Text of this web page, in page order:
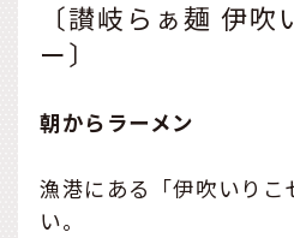
〔讃岐らぁ麺 伊吹
ー〕
朝からラーメン
漁港にある「伊吹いりこ
い。